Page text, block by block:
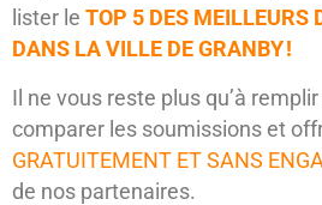
lister le TOP 5 DES MEILLEURS
DANS LA VILLE DE GRANBY !
Il ne vous reste plus qu’à
comparer les soumissions et
GRATUITEMENT ET SANS
de nos partenaires.